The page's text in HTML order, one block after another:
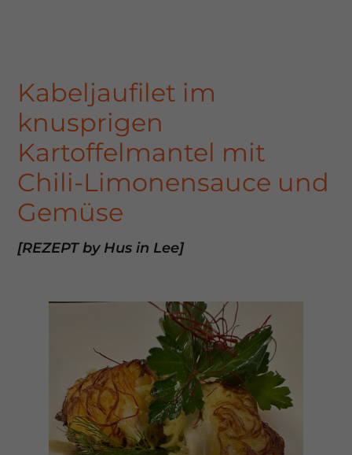
Kabeljaufilet im
knusprigen
Kartoffelmantel mit
Chili-Limonensauce und
Gemüse
[REZEPT by Hus in Lee]